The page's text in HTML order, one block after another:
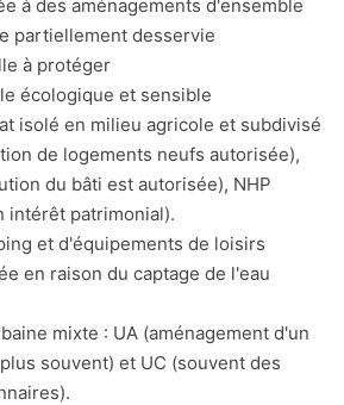
à des aménagements d'ensemble
partiellement desservie
à protéger
écologique et sensible
isolé en milieu agricole et subdivisé
de logements neufs autorisée),
du bâti est autorisée), NHP
intérêt patrimonial).
et d'équipements de loisirs
en raison du captage de l'eau
mixte : UA (aménagement d'un
souvent) et UC (souvent des